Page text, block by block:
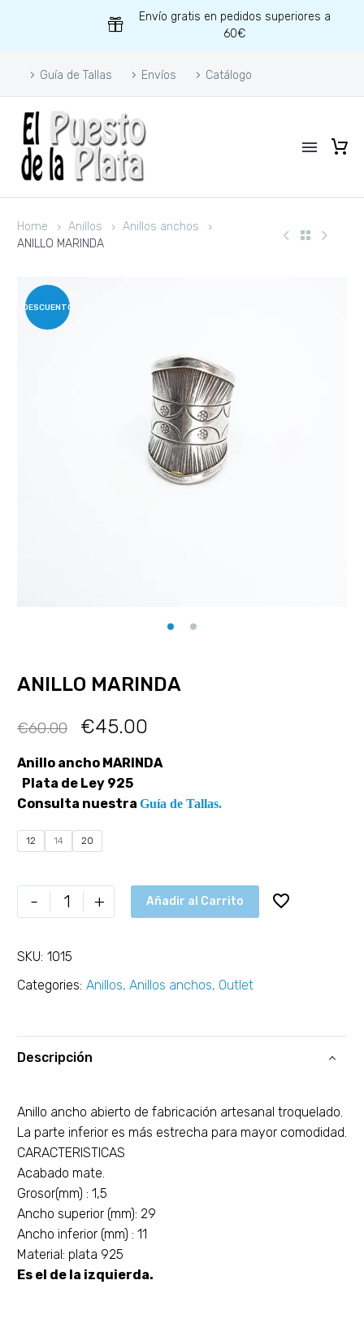
Envío gratis en pedidos superiores a
60€
Guía de Tallas Envíos Catálogo
Home Anillos
Anillos anchos
ANILLO MARINDA
DESCUENTO
ANILLO MARINDA
€60.00 €45.00
Anillo ancho MARINDA
Plata de Ley 925
Consulta nuestra Guía de Tallas.
12 14 20
- + Añadir al Carrito
SKU: 1015
Categories: Anillos, Anillos anchos, Outlet
Descripción
Anillo ancho abierto de fabricación artesanal troquelado.
La parte inferior es más estrecha para mayor comodidad.
CARACTERISTICAS
Acabado mate.
Grosor(mm) : 1,5
Ancho superior (mm): 29
Ancho inferior (mm) : 11
Material: plata 925
Es el de la izquierda.